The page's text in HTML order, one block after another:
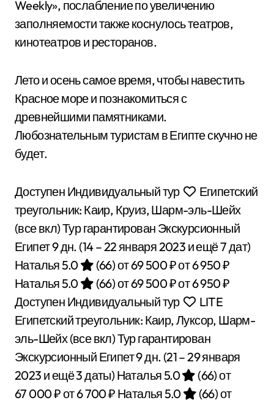
Weekly», послабление по увеличению
заполняемости также коснулось театров,
кинотеатров и ресторанов.
Лето и осень самое время, чтобы навестить
Красное море и познакомиться с
древнейшими памятниками.
Любознательным туристам в Египте скучно не
будет.
Доступен Индивидуальный тур
Египетский
треугольник: Каир, Круиз, Шарм-эль-Шейх
(все вкл) Тур гарантирован Экскурсионный
Египет9 дн. (14 – 22 января 2023 и ещё 7 дат)
Наталья 5.0
(66)от 69 500 ₽от 6 950 ₽
Наталья 5.0
(66)от 69 500 ₽от 6 950 ₽
Доступен Индивидуальный тур
LITE
Египетский треугольник: Каир, Луксор, Шарм-
эль-Шейх (все вкл) Тур гарантирован
Экскурсионный Египет9 дн. (21 – 29 января
2023 и ещё 3 даты)Наталья 5.0 (66)от
67 000 ₽от 6 700 ₽ Наталья 5.0 (66)от